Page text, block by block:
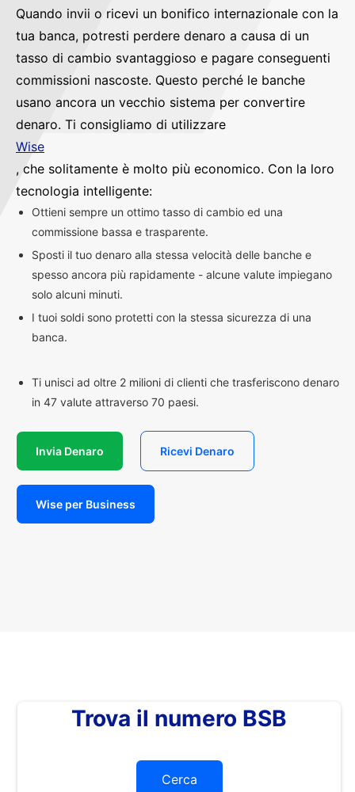
Quando invii o ricevi un bonifico internazionale con la
tua banca, potresti perdere denaro a causa di un
tasso di cambio svantaggioso e pagare conseguenti
commissioni nascoste. Questo perché le banche
usano ancora un vecchio sistema per convertire
denaro. Ti consigliamo di utilizzare
Wise
, che solitamente è molto più economico. Con la loro
tecnologia intelligente:
Ottieni sempre un ottimo tasso di cambio ed una
commissione bassa e trasparente.
Sposti il tuo denaro alla stessa velocità delle banche e
spesso ancora più rapidamente - alcune valute impiegano
solo alcuni minuti.
I tuoi soldi sono protetti con la stessa sicurezza di una
banca.
Ti unisci ad oltre 2 milioni di clienti che trasferiscono denaro
in 47 valute attraverso 70 paesi.
Invia Denaro Ricevi Denaro
Wise per Business
Trova il numero BSB
Cerca